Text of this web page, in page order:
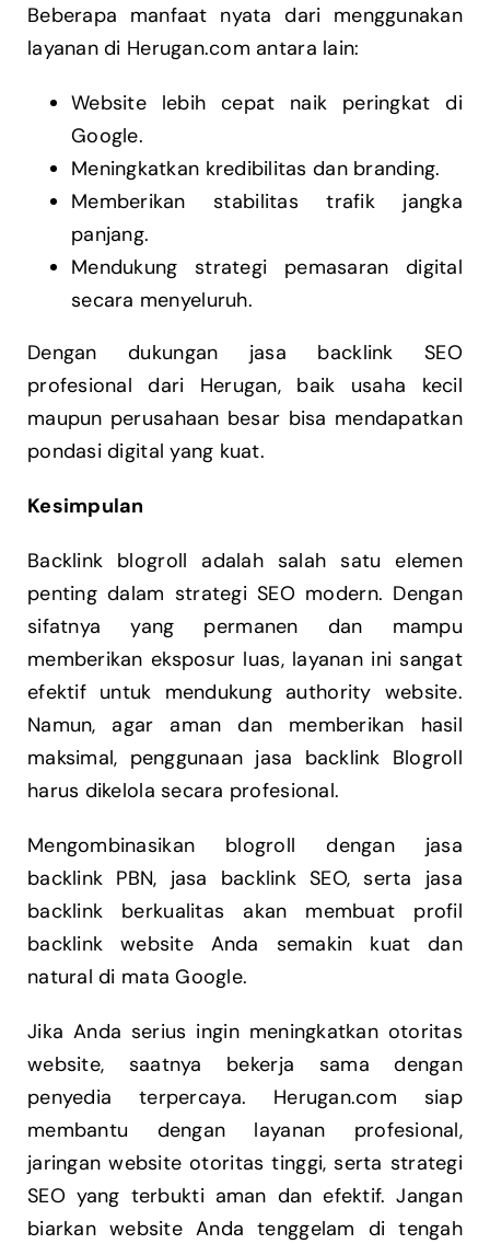
Beberapa manfaat nyata dari menggunakan
layanan di Herugan.com antara lain:
Website lebih cepat naik peringkat di
Google.
Meningkatkan kredibilitas dan branding.
Memberikan stabilitas trafik jangka
panjang.
Mendukung strategi pemasaran digital
secara menyeluruh.
Dengan dukungan jasa backlink SEO
profesional dari Herugan, baik usaha kecil
maupun perusahaan besar bisa mendapatkan
pondasi digital yang kuat.
Kesimpulan
Backlink blogroll adalah salah satu elemen
penting dalam strategi SEO modern. Dengan
sifatnya yang permanen dan mampu
memberikan eksposur luas, layanan ini sangat
efektif untuk mendukung authority website.
Namun, agar aman dan memberikan hasil
maksimal, penggunaan jasa backlink Blogroll
harus dikelola secara profesional.
Mengombinasikan blogroll dengan jasa
backlink PBN, jasa backlink SEO, serta jasa
backlink berkualitas akan membuat profil
backlink website Anda semakin kuat dan
natural di mata Google.
Jika Anda serius ingin meningkatkan otoritas
website, saatnya bekerja sama dengan
penyedia terpercaya. Herugan.com siap
membantu dengan layanan profesional,
jaringan website otoritas tinggi, serta strategi
SEO yang terbukti aman dan efektif. Jangan
biarkan website Anda tenggelam di tengah